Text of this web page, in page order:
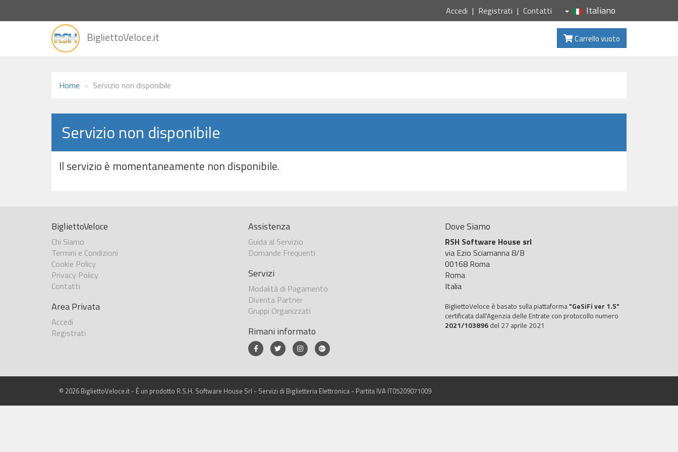
Accedi Registrati Contatti Italiano
alla
BigliettoVeloce.it Carrello vuoto
Home Servizio non disponibile
Servizio non disponibile
Il servizio è momentaneamente non disponibile.
BigliettoVeloce
Chi Siamo
Termini e Condizioni
Cookie Policy
Privacy Policy
Contatti
Area Privata
Accedi
Registrati
Assistenza
Guida al Servizio
Domande Frequenti
Servizi
Modalità di Pagamento
Diventa Partner
Gruppi Organizzati
Rimani informato
Dove Siamo
RSH Software House srl
via Ezio Sciamanna 8/B
00168 Roma
Roma
Italia
BigliettoVeloce è basato sulla piattaforma "GeSiFi ver 1.5"
certificata dall’Agenzia delle Entrate con protocollo numero
2021/103896 del 27 aprile 2021
© 2026 BigliettoVeloce.it - È un prodotto R.S.H. Software House Srl - Servizi di Biglietteria Elettronica - Partita IVA IT05209071009